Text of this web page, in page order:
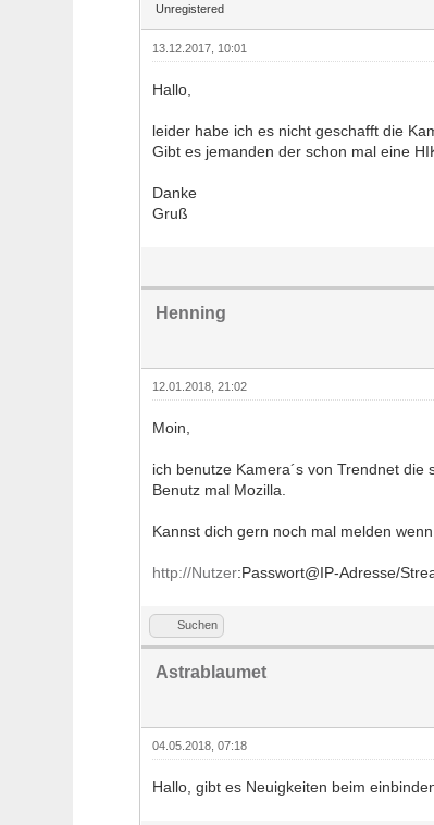
Unregistered
13.12.2017, 10:01
Hallo,
leider habe ich es nicht geschafft die
Gibt es jemanden der schon mal eine
Danke
Gruß
Henning
12.01.2018, 21:02
Moin,
ich benutze Kamera´s von Trendnet die
Benutz mal Mozilla.
Kannst dich gern noch mal melden
http://Nutzer:Passwort@IP-Adresse/
Suchen
Astrablaumet
04.05.2018, 07:18
Hallo, gibt es Neuigkeiten beim